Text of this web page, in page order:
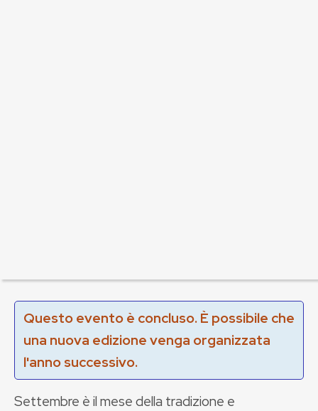
Questo evento è concluso. È possibile che
una nuova edizione venga organizzata
l'anno successivo.
Settembre è il mese della tradizione e